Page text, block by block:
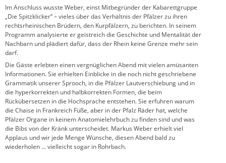
Im Anschluss wusste Weber, einst Mitbegründer der Kabarettgruppe
„Die Spitzklicker“ – vieles über das Verhältnis der Pfälzer zu ihren
rechtsrheinischen Brüdern, den Kurpfälzern, zu berichten. In seinem
Programm analysierte er geistreich die Geschichte und Mentalität der
Nachbarn und plädiert dafür, dass der Rhein keine Grenze mehr sein
darf.
Die Gäste erlebten einen vergnüglichen Abend mit vielen amüsanten
Informationen. Sie erhielten Einblicke in die noch nicht geschriebene
Grammatik unserer Sprooch, in die Pfälzer Lautverschiebung und in
die hyperkorrekten und halbkorrekten Formen, die beim
Rückübersetzen in die Hochsprache entstehen. Sie erfuhren warum
die Chaise in Frankreich Füße, aber in der Pfalz Räder hat, welche
Pfälzer Organe in keinem Anatomielehrbuch zu finden sind und was
die Bibs von der Kränk unterscheidet. Markus Weber erhielt viel
Applaus und wir jede Menge Wünsche, diesen Abend bald zu
wiederholen … vielleicht sogar in Rohrbach.